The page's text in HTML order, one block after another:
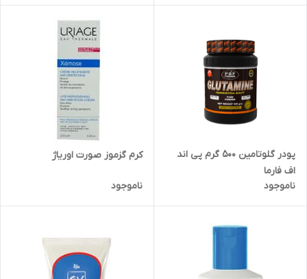
پودر گلوتامین 500 گرم پی اند
اف فارما
ناموجود
کرم گزموز صورت اوریاژ
ناموجود